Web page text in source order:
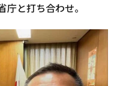
と打ち合わせ。